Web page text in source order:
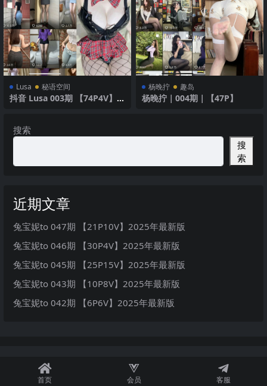
Lusa 秘语空间
抖音 Lusa 003期 【74P4V】
杨晚拧 趣岛
杨晚拧｜004期｜【47P】
搜索
搜
索
近期文章
兔宝妮to 047期 【21P10V】2025年最新版
兔宝妮to 046期 【30P4V】2025年最新版
兔宝妮to 045期 【25P15V】2025年最新版
兔宝妮to 043期 【10P8V】2025年最新版
兔宝妮to 042期 【6P6V】2025年最新版
首页 会员 客服